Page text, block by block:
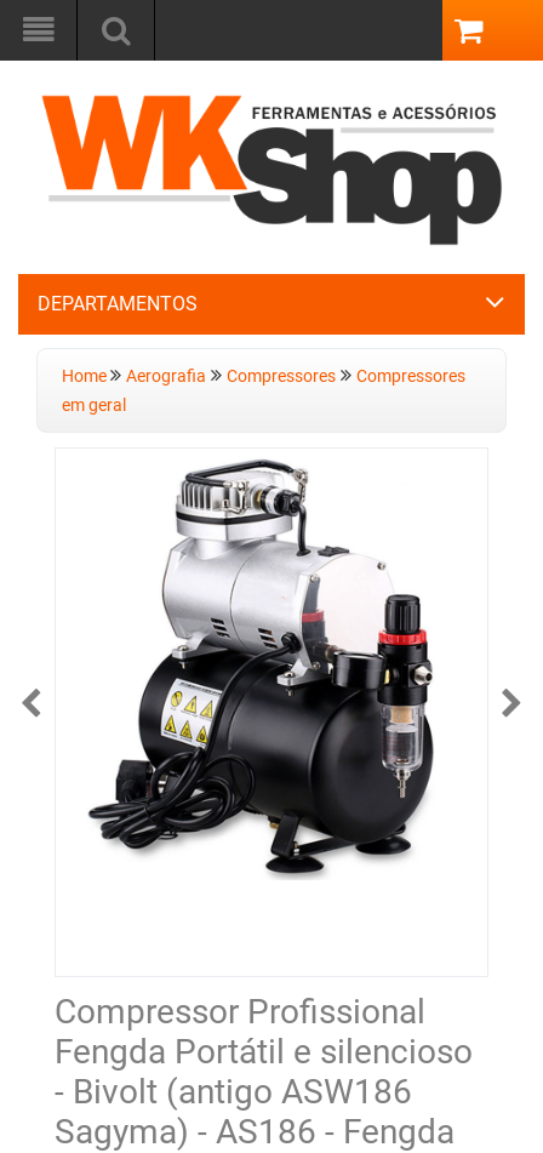
DEPARTAMENTOS
Home Aerografia Compressores
Compressores
em geral
Compressor Profissional
Fengda Portátil e silencioso
- Bivolt (antigo ASW186
Sagyma) - AS186 - Fengda